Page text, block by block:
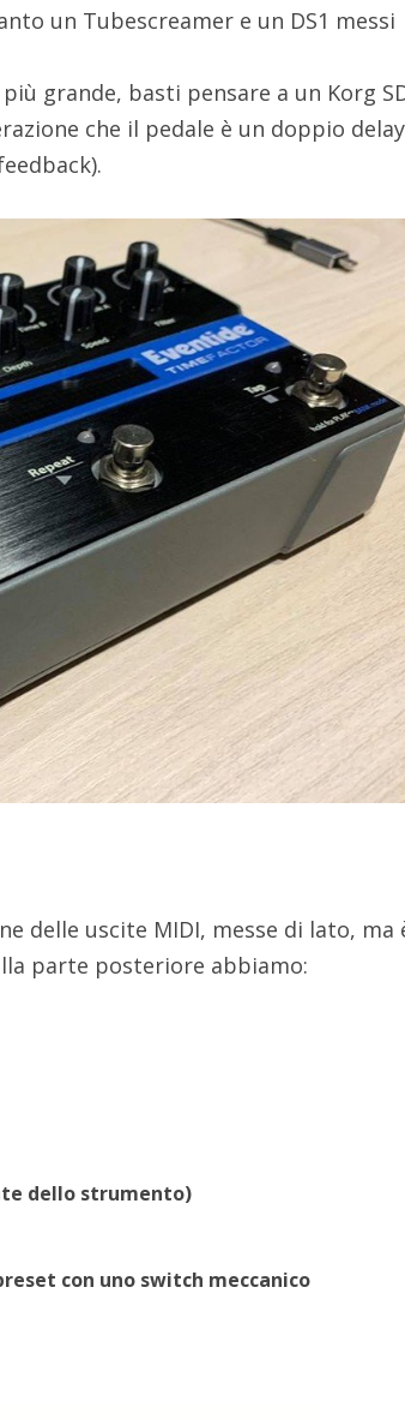
un Tubescreamer e un DS1 messi
grande, basti pensare a un Korg
che il pedale è un doppio delay
delle uscite MIDI, messe di lato, ma
parte posteriore abbiamo:
dello strumento)
con uno switch meccanico